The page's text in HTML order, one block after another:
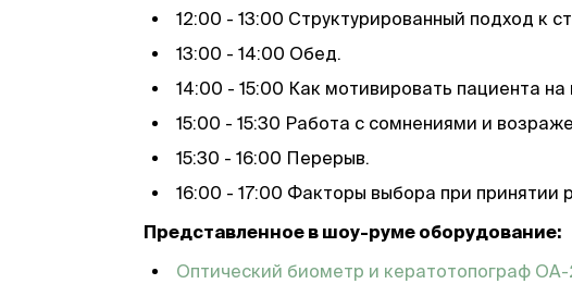
12:00 - 13:00 Структурированный подход к
13:00 - 14:00 Обед.
14:00 - 15:00 Как мотивировать пациента
15:00 - 15:30 Работа с сомнениями и
15:30 - 16:00 Перерыв.
16:00 - 17:00 Факторы выбора при принятии
Представленное в шоу-руме оборудование:
Оптический биометр и кератотопограф